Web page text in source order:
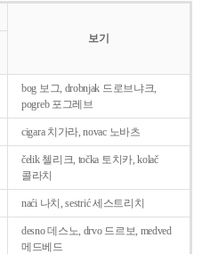
보기
bog 보그, drobnjak 드로브냐크,
pogreb 포그레브
cigara 치가라, novac 노바츠
čelik 첼리크, točka 토치카, kolač
콜라치
naći 나치, sestrić 세스트리치
desno 데스노, drvo 드르보, medved
메드베드